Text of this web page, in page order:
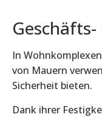
In
von Mauern
Sicherheit bieten.
Dank ihrer